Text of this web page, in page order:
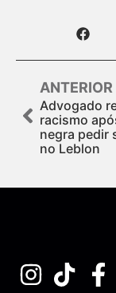
ANTERIOR
Advogado
racismo
negra pedir
no Leblon